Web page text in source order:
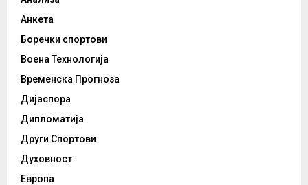
Анкета
Боречки спортови
Воена Технологија
Временска Прогноза
Дијаспора
Дипломатија
Други Спортови
Духовност
Европа